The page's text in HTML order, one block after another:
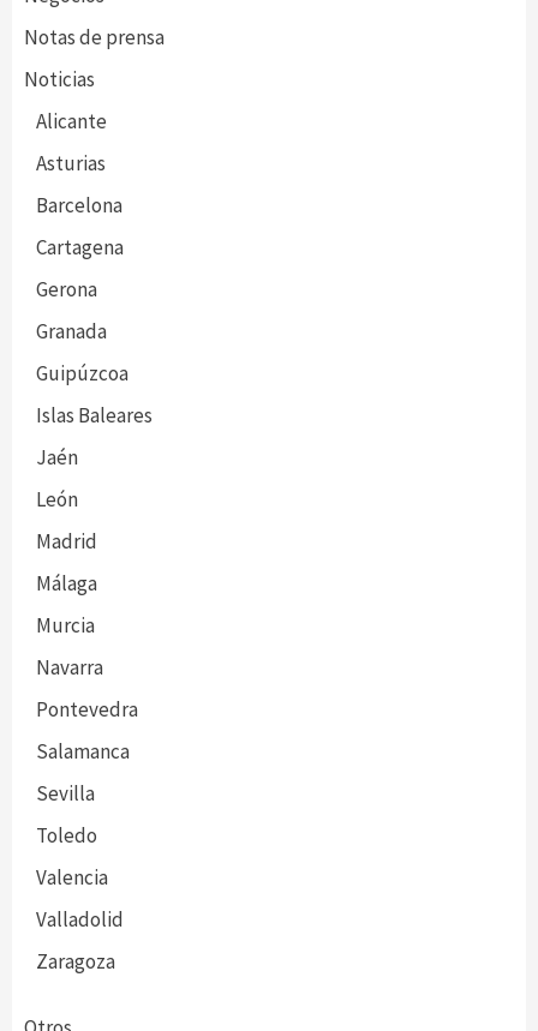
Notas de prensa
Noticias
Alicante
Asturias
Barcelona
Cartagena
Gerona
Granada
Guipúzcoa
Islas Baleares
Jaén
León
Madrid
Málaga
Murcia
Navarra
Pontevedra
Salamanca
Sevilla
Toledo
Valencia
Valladolid
Zaragoza